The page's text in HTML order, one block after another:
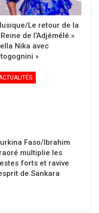
Le retour de la
de l’Adjémélé »
Nika avec
togognini »
Faso/Ibrahim
multiplie les
forts et ravive
de Sankara